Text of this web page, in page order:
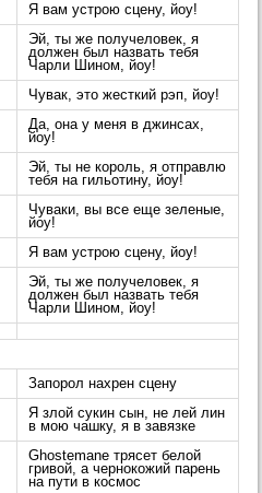
Я вам устрою сцену, йоу!
Эй, ты же получеловек, я
должен был назвать тебя
Чарли Шином, йоу!
Чувак, это жесткий рэп, йоу!
Да, она у меня в джинсах,
йоу!
Эй, ты не король, я отправлю
тебя на гильотину, йоу!
Чуваки, вы все еще зеленые,
йоу!
Я вам устрою сцену, йоу!
Эй, ты же получеловек, я
должен был назвать тебя
Чарли Шином, йоу!
Запорол нахрен сцену
Я злой сукин сын, не лей лин
в мою чашку, я в завязке
Ghostemane трясет белой
гривой, а чернокожий парень
на пути в космос